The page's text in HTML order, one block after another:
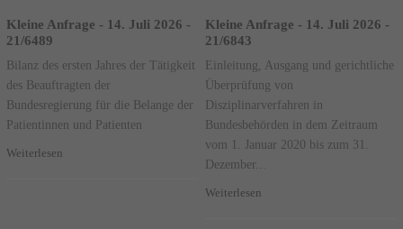
Kleine Anfrage - 14. Juli 2026 -
21/6489
Bilanz des ersten Jahres der Tätigkeit
des Beauftragten der
Bundesregierung für die Belange der
Patientinnen und Patienten
Weiterlesen
Kleine Anfrage - 14. Juli 2026 -
21/6843
Einleitung, Ausgang und gerichtliche
Überprüfung von
Disziplinarverfahren in
Bundesbehörden in dem Zeitraum
vom 1. Januar 2020 bis zum 31.
Dezember...
Weiterlesen